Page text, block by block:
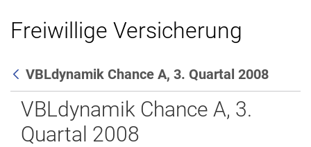
Freiwillige Versicherung
Zurück
VBLdynamik Chance A, 3. Quartal 2008
VBLdynamik Chance A, 3.
Quartal 2008